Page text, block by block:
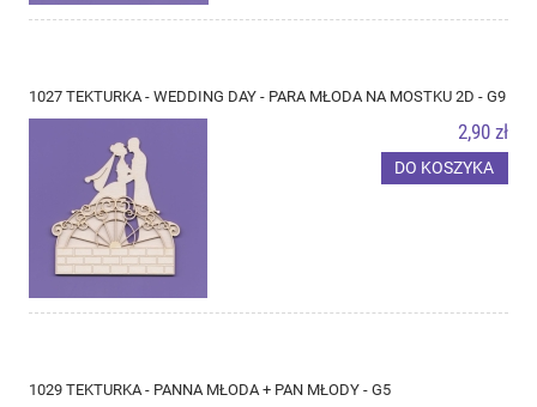
1027 TEKTURKA - WEDDING DAY - PARA MŁODA NA MOSTKU 2D - G9
2,90 zł
DO KOSZYKA
1029 TEKTURKA - PANNA MŁODA + PAN MŁODY - G5